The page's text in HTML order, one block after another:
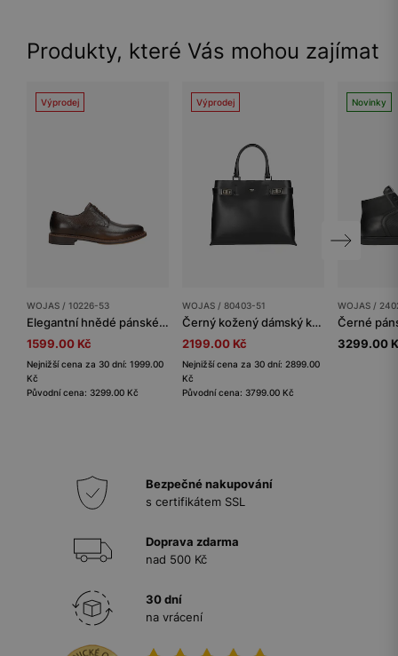
Produkty, které Vás mohou zajímat
Výprodej
WOJAS / 10226-53
Elegantní hnědé pánské kožené polobotky
1599.00 Kč
Nejnižší cena za 30 dní: 1999.00
Kč
Původní cena: 3299.00 Kč
Výprodej
WOJAS / 80403-51
Černý kožený dámský kufřík
2199.00 Kč
Nejnižší cena za 30 dní: 2899.00
Kč
Původní cena: 3799.00 Kč
Novinky
WOJAS /
3299.00
Bezpečné nakupování
s certifikátem SSL
Doprava zdarma
nad 500 Kč
30 dní
na vrácení